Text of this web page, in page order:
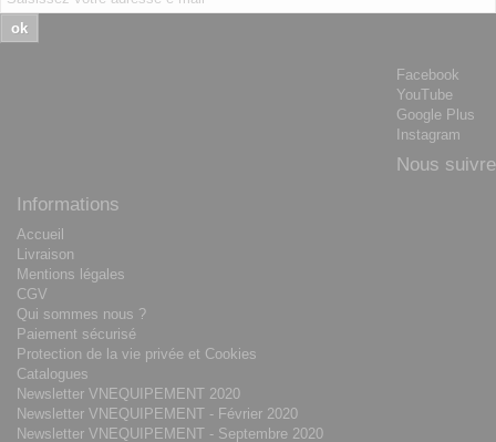
ok
Facebook
YouTube
Google Plus
Instagram
Nous suivre
Informations
Accueil
Livraison
Mentions légales
CGV
Qui sommes nous ?
Paiement sécurisé
Protection de la vie privée et Cookies
Catalogues
Newsletter VNEQUIPEMENT 2020
Newsletter VNEQUIPEMENT - Février 2020
Newsletter VNEQUIPEMENT - Septembre 2020